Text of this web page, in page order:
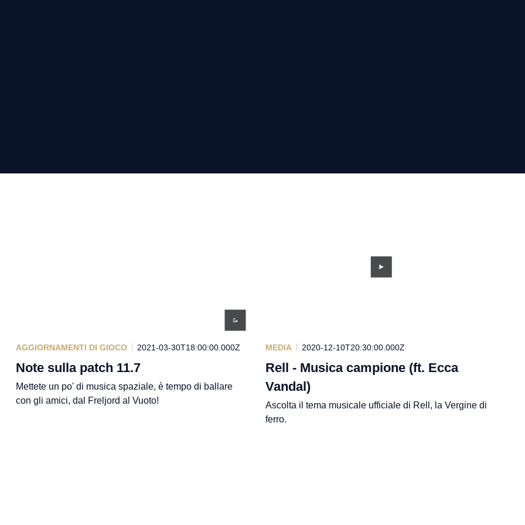
AGGIORNAMENTI DI GIOCO 2021-03-30T18:00:00.000Z
Note sulla patch 11.7
Mettete un po' di musica spaziale, è tempo di ballare
con gli amici, dal Freljord al Vuoto!
MEDIA 2020-12-10T20:30:00.000Z
Rell - Musica campione (ft. Ecca
Vandal)
Ascolta il tema musicale ufficiale di Rell, la Vergine di
ferro.